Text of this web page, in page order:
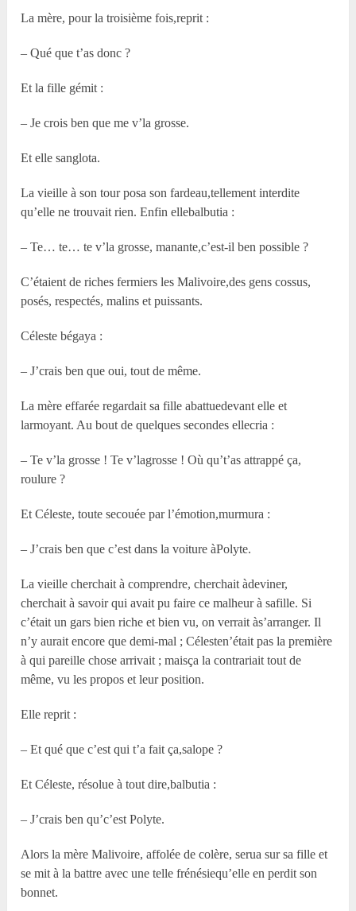
La mère, pour la troisième fois,reprit :
– Qué que t’as donc ?
Et la fille gémit :
– Je crois ben que me v’la grosse.
Et elle sanglota.
La vieille à son tour posa son fardeau,tellement interdite
qu’elle ne trouvait rien. Enfin ellebalbutia :
– Te… te… te v’la grosse, manante,c’est-il ben possible ?
C’étaient de riches fermiers les Malivoire,des gens cossus,
posés, respectés, malins et puissants.
Céleste bégaya :
– J’crais ben que oui, tout de même.
La mère effarée regardait sa fille abattuedevant elle et
larmoyant. Au bout de quelques secondes ellecria :
– Te v’la grosse ! Te v’lagrosse ! Où qu’t’as attrappé ça,
roulure ?
Et Céleste, toute secouée par l’émotion,murmura :
– J’crais ben que c’est dans la voiture àPolyte.
La vieille cherchait à comprendre, cherchait àdeviner,
cherchait à savoir qui avait pu faire ce malheur à safille. Si
c’était un gars bien riche et bien vu, on verrait às’arranger. Il
n’y aurait encore que demi-mal ; Célesten’était pas la première
à qui pareille chose arrivait ; maisça la contrariait tout de
même, vu les propos et leur position.
Elle reprit :
– Et qué que c’est qui t’a fait ça,salope ?
Et Céleste, résolue à tout dire,balbutia :
– J’crais ben qu’c’est Polyte.
Alors la mère Malivoire, affolée de colère, serua sur sa fille et
se mit à la battre avec une telle frénésiequ’elle en perdit son
bonnet.